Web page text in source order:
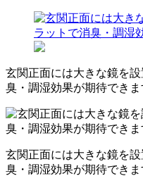
玄関正面には大きな鏡を
臭・調湿効果が期待できま
玄関正面には大きな鏡を
臭・調湿効果が期待できま